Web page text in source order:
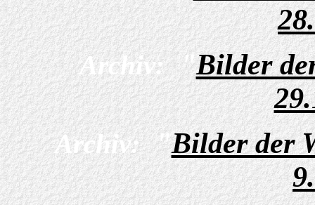
Archiv:"Bilder
Archiv:"Bilder der